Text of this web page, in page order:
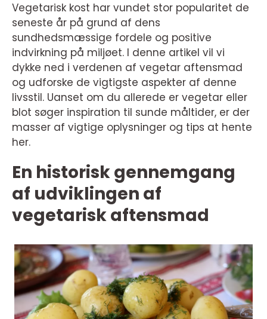
Vegetarisk kost har vundet stor popularitet de
seneste år på grund af dens
sundhedsmæssige fordele og positive
indvirkning på miljøet. I denne artikel vil vi
dykke ned i verdenen af vegetar aftensmad
og udforske de vigtigste aspekter af denne
livsstil. Uanset om du allerede er vegetar eller
blot søger inspiration til sunde måltider, er der
masser af vigtige oplysninger og tips at hente
her.
En historisk gennemgang
af udviklingen af
vegetarisk aftensmad